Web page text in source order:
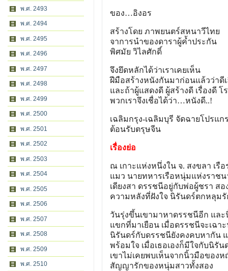
พ.ศ. 2493
พ.ศ. 2494
พ.ศ. 2495
พ.ศ. 2496
พ.ศ. 2497
พ.ศ. 2498
พ.ศ. 2499
พ.ศ. 2500
พ.ศ. 2501
พ.ศ. 2502
พ.ศ. 2503
พ.ศ. 2504
พ.ศ. 2505
พ.ศ. 2506
พ.ศ. 2507
พ.ศ. 2508
พ.ศ. 2509
พ.ศ. 2510
ของ…อิงอร
สร้างโดย ภาพยนตร์สหนาวีไทย
จาการนำของดาราผู้ค้ำประกัน
พิศมัย วิไลศักดิ์
จึงยึดหลักได้ว่าเราเคยเห็น
ฝีมือสร้างหนังกันมาก่อนแล้วว่าดี
และถ้าผู้แสดงดี ผู้สร้างดี เรื่องดี โ
พวกเราจึงเชื่อได้ว่า…หนังดี..!
เฉลิมกรุง-เฉลิมบุรี จัดฉายโปรแก
ต้อนรับตรุษจีน
เรื่องย่อ
ณ เกาะแห่งหนึ่งใน จ. สงขลา เรื
แมว นายทหารเรือหนุ่มแห่งราช
เดียงสา ดรรชนีอยู่กับพ่อผู้ชรา ส
ความหลังที่ฝังใจ นิรันดร์ตกหลุม
วันรุ่งขึ้นเขามาหาดรรชนีอีก แล
แขกที่มาเยือน เมื่อดรรชนีจะเฉา
นิรันดร์กับดรรชนียังคงคบหากัน
พร้อมใจ เมื่อเธอเองก็มีใจกับนิรั
เขาไม่เคยพบเห็นจากนิ้วมือของ
สัญญารักของหนุ่มสาวทั้งสอง